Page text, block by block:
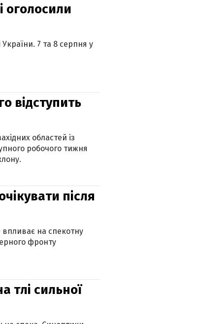
оголосили
7 та 8 серпня у
відступить
областей із
робочого тижня
після
впливає на спекотну
фронту
тлі сильної